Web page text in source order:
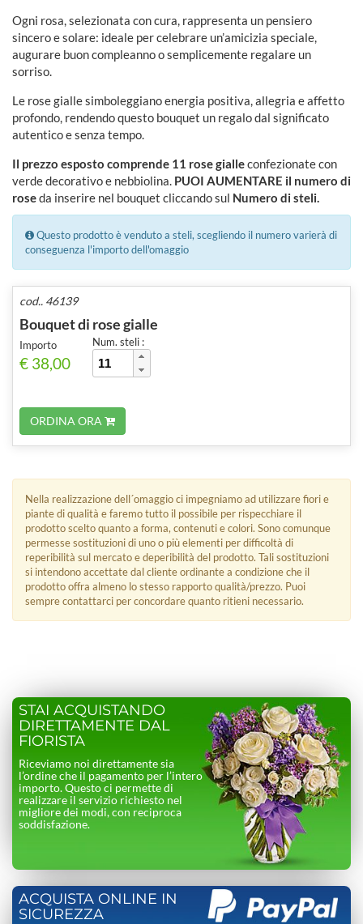
Ogni rosa, selezionata con cura, rappresenta un pensiero
sincero e solare: ideale per celebrare un’amicizia speciale,
augurare buon compleanno o semplicemente regalare un
sorriso.
Le rose gialle simboleggiano energia positiva, allegria e affetto
profondo, rendendo questo bouquet un regalo dal significato
autentico e senza tempo.
Il prezzo esposto comprende 11 rose gialleconfezionate con
verde decorativo e nebbiolina. PUOI AUMENTARE il numero di
roseda inserire nel bouquet cliccando sul Numero di steli.
Questo prodotto è venduto a steli, scegliendo il numero varierà di
conseguenza l'importo dell'omaggio
cod.. 46139
Bouquet di rose gialle
Importo
€ 38,00
Num. steli :
ORDINA ORA
Nella realizzazione dell´omaggio ci impegniamo ad utilizzare fiori e
piante di qualità e faremo tutto il possibile per rispecchiare il
prodotto scelto quanto a forma, contenuti e colori. Sono comunque
permesse sostituzioni di uno o più elementi per difficoltà di
reperibilità sul mercato e deperibilità del prodotto. Tali sostituzioni
si intendono accettate dal cliente ordinante a condizione che il
prodotto offra almeno lo stesso rapporto qualità/prezzo. Puoi
sempre contattarci per concordare quanto ritieni necessario.
STAI ACQUISTANDO
DIRETTAMENTE DAL
FIORISTA
Riceviamo noi direttamente sia
l’ordine che il pagamento per l’intero
importo. Questo ci permette di
realizzare il servizio richiesto nel
migliore dei modi, con reciproca
soddisfazione.
ACQUISTA ONLINE IN
SICUREZZA